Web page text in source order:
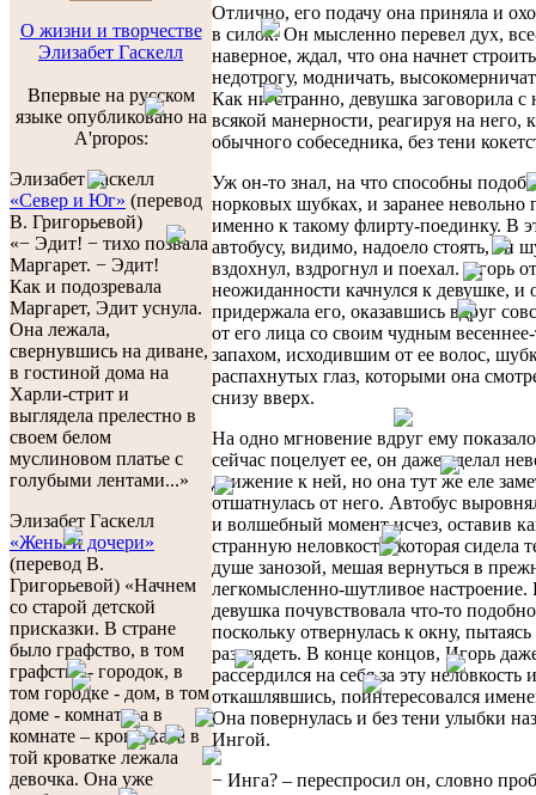
О жизни и творчестве
Элизабет Гаскелл
Впервые на русском
языке опубликовано на
A'propos:
Элизабет Гаскелл
«Север и Юг» (перевод
В. Григорьевой)
«− Эдит! − тихо позвала
Маргарет. − Эдит!
Как и подозревала
Маргарет, Эдит уснула.
Она лежала,
свернувшись на диване,
в гостиной дома на
Харли-стрит и
выглядела прелестно в
своем белом
муслиновом платье с
голубыми лентами...»
Элизабет Гаскелл
«Жены и дочери»
(перевод В.
Григорьевой) «Начнем
со старой детской
присказки. В стране
было графство, в том
графстве - городок, в
том городке - дом, в том
доме - комната, а в
комнате – кроватка, а в
той кроватке лежала
девочка. Она уже
Отлично, его подачу она приняла и
в силок. Он мысленно перевел дух,
наверное, ждал, что она начнет
недотрогу, модничать,
Как ни странно, девушка заговорила с
всякой манерности, реагируя на него,
обычного собеседника, без тени
Уж он-то знал, на что способны
норковых шубках, и заранее невольно
именно к такому флирту-поединку. В
автобусу, видимо, надоело стоять, он
вздохнул, вздрогнул и поехал. Игорь от
неожиданности качнулся к девушке, и
придержала его, оказавшись вдруг
от его лица со своим чудным
запахом, исходившим от ее волос,
распахнутых глаз, которыми она
снизу вверх.
На одно мгновение вдруг ему
сейчас поцелует ее, он даже сделал
движение к ней, но она тут же еле
отшатнулась от него. Автобус
и волшебный момент исчез, оставив
странную неловкость, которая сидела
душе занозой, мешая вернуться в
легкомысленно-шутливое
девушка почувствовала что-то
поскольку отвернулась к окну,
разглядеть. В конце концов, Игорь
рассердился на себя за эту неловкость
откашлявшись, поинтересовался
Она повернулась и без тени улыбки
Ингой.
− Инга? – переспросил он, словно